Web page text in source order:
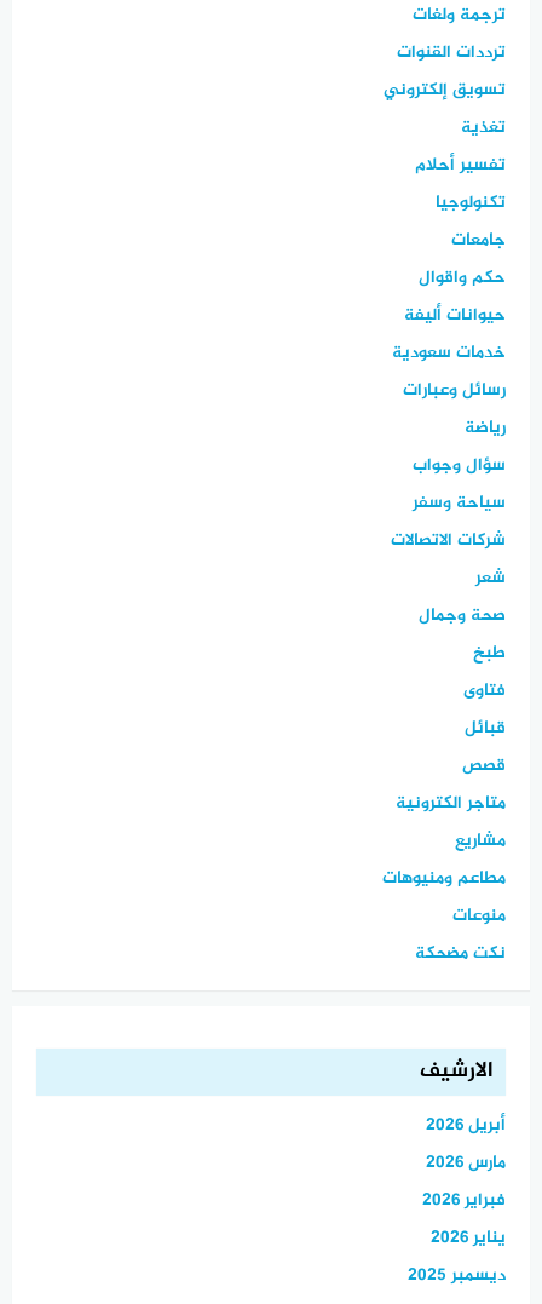
ترجمة ولغات
ترددات القنوات
تسويق إلكتروني
تغذية
تفسير أحلام
تكنولوجيا
جامعات
حكم واقوال
حيوانات أليفة
خدمات سعودية
رسائل وعبارات
رياضة
سؤال وجواب
سياحة وسفر
شركات الاتصالات
شعر
صحة وجمال
طبخ
فتاوى
قبائل
قصص
متاجر الكترونية
مشاريع
مطاعم ومنيوهات
منوعات
نكت مضحكة
الارشيف
أبريل 2026
مارس 2026
فبراير 2026
يناير 2026
ديسمبر 2025